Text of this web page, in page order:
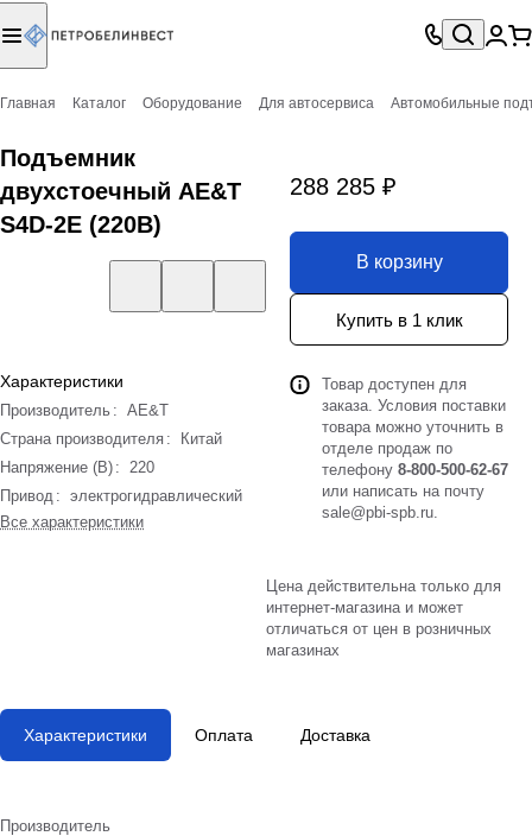
Главная Каталог Оборудование Для автосервиса Автомобильные
Подъемник
двухстоечный AE&T
S4D-2E (220В)
Характеристики
Производитель : AE&T
Страна производителя :
Китай
Напряжение (В) : 220
Привод : электрогидравлический
Все характеристики
288 285 ₽
В корзину
Купить в 1 клик
Товар доступен для
заказа. Условия поставки
товара можно уточнить в
отделе продаж по
телефону 8-800-500-62-67
или написать на почту
sale@pbi-spb.ru.
Цена действительна только для
интернет-магазина и может
отличаться от цен в розничных
магазинах
Характеристики Оплата Доставка
Производитель